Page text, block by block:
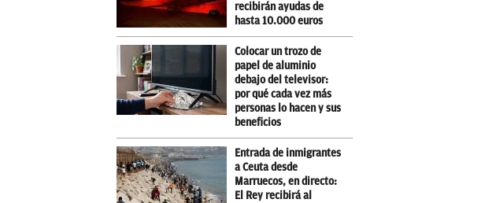
recibirán ayudas de
hasta 10.000 euros
Colocar un trozo de
papel de aluminio
debajo del televisor:
por qué cada vez más
personas lo hacen y sus
beneficios
Entrada de inmigrantes
a Ceuta desde
Marruecos, en directo:
El Rey recibirá al